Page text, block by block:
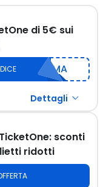
di 5€ sui
Dettagli
un codice di 5€ da
MA
sconti
ridotti